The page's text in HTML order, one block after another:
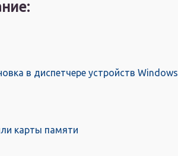
в диспетчере устройств Windows
карты памяти